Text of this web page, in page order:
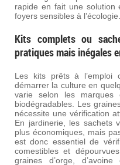
rapide en fait une solution
foyers sensibles à l’écologie.
Kits complets ou
pratiques mais inégales
Les kits prêts à l’emploi
démarrer la culture en
varie selon les marques
biodégradables. Les
nécessite une vérification
En jardinerie, les sachets
plus économiques, mais
est donc essentiel de
comestibles et
graines d’orge,